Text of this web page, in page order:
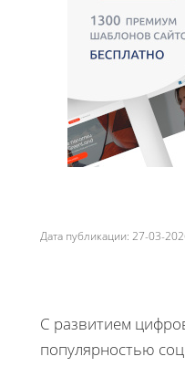
Дата публикации: 27-03-
С развитием
популярностью